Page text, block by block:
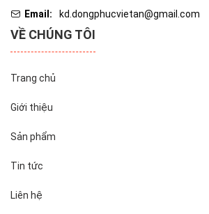
Email:
kd.dongphucvietan@gmail.com
VỀ CHÚNG TÔI
Trang chủ
Giới thiệu
Sản phẩm
Tin tức
Liên hệ